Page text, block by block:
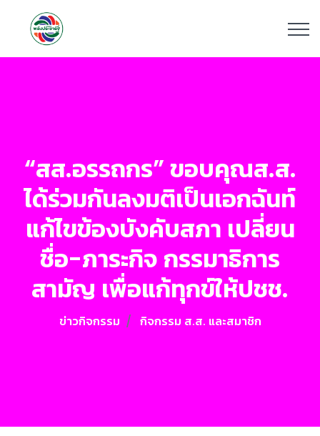
“สส.อรรถกร” ขอบคุณส.ส.
ได้ร่วมกันลงมติเป็นเอกฉันท์
แก้ไขข้องบังคับสภา เปลี่ยน
ชื่อ-ภาระกิจ กรรมาธิการ
สามัญ เพื่อแก้ทุกข์ให้ปชช.
ข่าวกิจกรรม กิจกรรม ส.ส. และสมาชิก